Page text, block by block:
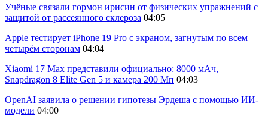
Учёные связали гормон ирисин от физических упражнений с
защитой от рассеянного склероза 04:05
Apple тестирует iPhone 19 Pro с экраном, загнутым по всем
четырём сторонам 04:04
Xiaomi 17 Max представили официально: 8000 мАч,
Snapdragon 8 Elite Gen 5 и камера 200 Мп 04:03
OpenAI заявила о решении гипотезы Эрдеша с помощью ИИ-
модели 04:00